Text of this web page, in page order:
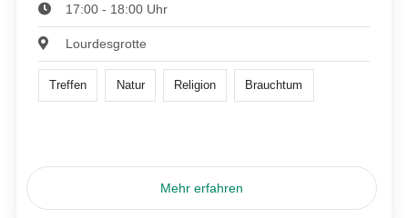
17:00 - 18:00 Uhr
Lourdesgrotte
Treffen Natur Religion Brauchtum
Mehr erfahren